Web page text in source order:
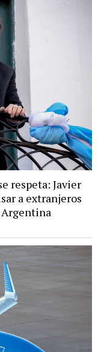
respeta: Javier
a extranjeros